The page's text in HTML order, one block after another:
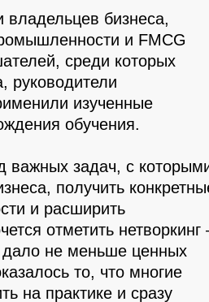
бизнеса,
и FMCG
среди которых
руководители
изученные
обучения.
важных задач, с
получить
и расширить
отметить
дало не меньше ценных
то, что многие
на практике и сразу